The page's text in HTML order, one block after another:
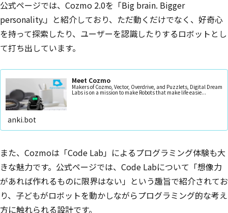
公式ページでは、Cozmo 2.0を「Big brain. Bigger
personality.」と紹介しており、ただ動くだけでなく、好奇心
を持って探索したり、ユーザーを認識したりするロボットとし
て打ち出しています。
Meet Cozmo
Makers of Cozmo, Vector, Overdrive, and Puzzlets, Digital Dream
Labs is on a mission to make Robots that make life easie...
anki.bot
また、Cozmoは「Code Lab」によるプログラミング体験も大
きな魅力です。公式ページでは、Code Labについて「想像力
があれば作れるものに限界はない」という趣旨で紹介されてお
り、子どもがロボットを動かしながらプログラミング的な考え
方に触れられる設計です。